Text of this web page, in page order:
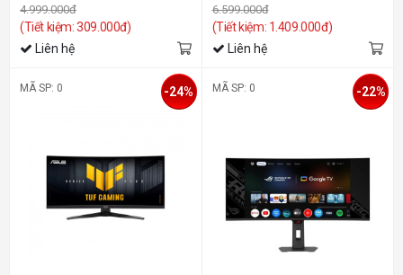
4.999.000đ
(Tiết kiệm: 309.000đ)
Liên hệ
6.599.000đ
(Tiết kiệm: 1.409.000đ)
Liên hệ
MÃ SP: 0 -24% MÃ SP: 0 -22%